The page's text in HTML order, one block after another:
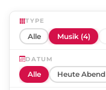
TYPE
Alle Musik (4)
DATUM
Alle Heute Abend